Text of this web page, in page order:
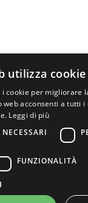
utilizza cookie
cookie per migliorare
acconsenti a tutti
Leggi di più
FUNZIONALITÀ